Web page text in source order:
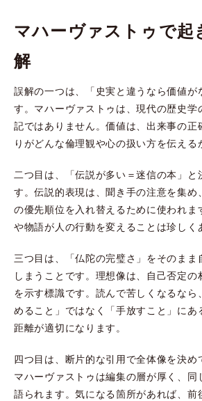
マハーヴァストゥで起
解
誤解の一つは、「史実と違うなら価値が
す。マハーヴァストゥは、現代の歴史学
記ではありません。価値は、出来事の正
りがどんな倫理観や心の扱い方を伝える
二つ目は、「伝説が多い＝迷信の本」と
す。伝説的表現は、聞き手の注意を集め
の優先順位を入れ替えるために使われま
や物語が人の行動を変えることは珍しく
三つ目は、「仏陀の完璧さ」をそのまま
しまうことです。理想像は、自己否定の
を示す標識です。読んで苦しくなるなら
めること」ではなく「手放すこと」にあ
距離が適切になります。
四つ目は、断片的な引用で全体像を決め
マハーヴァストゥは編集の層が厚く、同
語られます。気になる箇所があれば、前